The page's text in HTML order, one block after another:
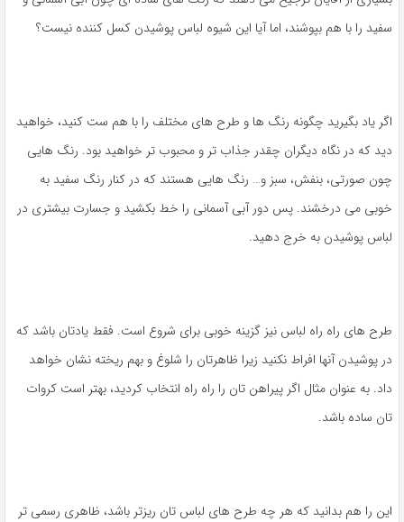
سفید را با هم بپوشند، اما آیا این شیوه لباس پوشیدن کسل کننده نیست؟
اگر یاد بگیرید چگونه رنگ ها و طرح های مختلف را با هم ست کنید، خواهید
دید که در نگاه دیگران چقدر جذاب تر و محبوب تر خواهید بود. رنگ هایی
چون صورتی، بنفش، سبز و… رنگ هایی هستند که در کنار رنگ سفید به
خوبی می درخشند. پس دور آبی آسمانی را خط بکشید و جسارت بیشتری در
لباس پوشیدن به خرج دهید.
طرح های راه راه لباس نیز گزینه خوبی برای شروع است. فقط یادتان باشد که
در پوشیدن آنها افراط نکنید زیرا ظاهرتان را شلوغ و بهم ریخته نشان خواهد
داد. به عنوان مثال اگر پیراهن تان را راه راه انتخاب کردید، بهتر است کروات
تان ساده باشد.
این را هم بدانید که هر چه طرح های لباس تان ریزتر باشد، ظاهری رسمی تر